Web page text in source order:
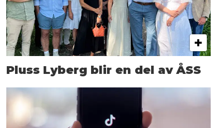
Pluss Lyberg blir en del av ÅSS